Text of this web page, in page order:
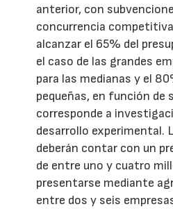
anterior, con
concurrencia
alcanzar el 65% del
el caso de las grandes
para las medianas y el
pequeñas, en función de
corresponde a
desarrollo experimental.
deberán contar con un
de entre uno y cuatro
presentarse mediante
entre dos y seis